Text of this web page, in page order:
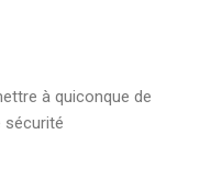
à quiconque de
sécurité